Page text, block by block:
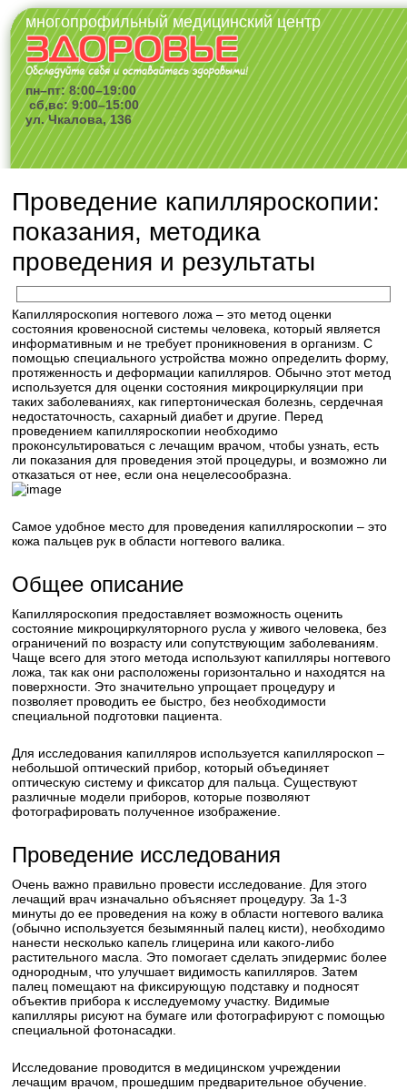
многопрофильный медицинский центр
пн–пт: 8:00–19:00
сб,вс: 9:00–15:00
ул. Чкалова, 136
Проведение капилляроскопии:
показания, методика
проведения и результаты
Капилляроскопия ногтевого ложа – это метод оценки
состояния кровеносной системы человека, который является
информативным и не требует проникновения в организм. С
помощью специального устройства можно определить форму,
протяженность и деформации капилляров. Обычно этот метод
используется для оценки состояния микроциркуляции при
таких заболеваниях, как гипертоническая болезнь, сердечная
недостаточность, сахарный диабет и другие. Перед
проведением капилляроскопии необходимо
проконсультироваться с лечащим врачом, чтобы узнать, есть
ли показания для проведения этой процедуры, и возможно ли
отказаться от нее, если она нецелесообразна.
Самое удобное место для проведения капилляроскопии – это
кожа пальцев рук в области ногтевого валика.
Общее описание
Капилляроскопия предоставляет возможность оценить
состояние микроциркуляторного русла у живого человека, без
ограничений по возрасту или сопутствующим заболеваниям.
Чаще всего для этого метода используют капилляры ногтевого
ложа, так как они расположены горизонтально и находятся на
поверхности. Это значительно упрощает процедуру и
позволяет проводить ее быстро, без необходимости
специальной подготовки пациента.
Для исследования капилляров используется капилляроскоп –
небольшой оптический прибор, который объединяет
оптическую систему и фиксатор для пальца. Существуют
различные модели приборов, которые позволяют
фотографировать полученное изображение.
Проведение исследования
Очень важно правильно провести исследование. Для этого
лечащий врач изначально объясняет процедуру. За 1-3
минуты до ее проведения на кожу в области ногтевого валика
(обычно используется безымянный палец кисти), необходимо
нанести несколько капель глицерина или какого-либо
растительного масла. Это помогает сделать эпидермис более
однородным, что улучшает видимость капилляров. Затем
палец помещают на фиксирующую подставку и подносят
объектив прибора к исследуемому участку. Видимые
капилляры рисуют на бумаге или фотографируют с помощью
специальной фотонасадки.
Исследование проводится в медицинском учреждении
лечащим врачом, прошедшим предварительное обучение.